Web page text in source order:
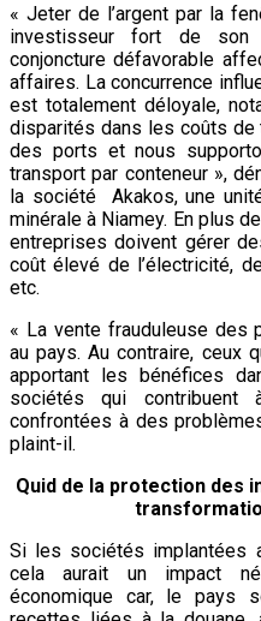
« Jeter de l’argent par la
investisseur fort de
conjoncture défavorable
affaires. La concurrence
est totalement déloyale,
disparités dans les coûts
des ports et nous
transport par conteneur »,
la société Akakos, une
minérale à Niamey. En plus
entreprises doivent gérer
coût élevé de l’électricité,
etc.
« La vente frauduleuse des
au pays. Au contraire, ceux
apportant les bénéfices
sociétés qui
confrontées à des
plaint-il.
Quid de la protection des
Si les sociétés implantées
cela aurait un impact
économique car, le pays